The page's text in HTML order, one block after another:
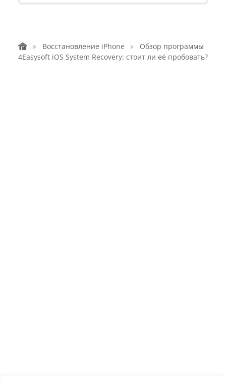
Восстановление iPhone
Обзор программы
4Easysoft iOS System Recovery: стоит ли её пробовать?